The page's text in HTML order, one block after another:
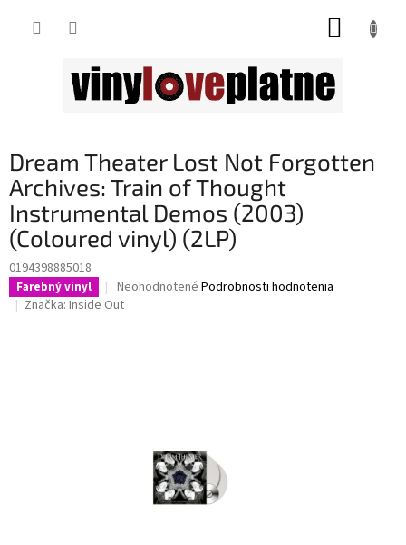
Dream Theater Lost Not Forgotten
Archives: Train of Thought
Instrumental Demos (2003)
(Coloured vinyl) (2LP)
0194398885018
Farebný vinyl
Priemerné
hodnotenie
Neohodnotené Podrobnosti hodnotenia
Značka: Inside Out